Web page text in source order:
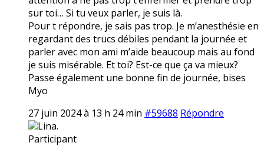
sur toi… Si tu veux parler, je suis là.
Pour t répondre, je sais pas trop. Je m’anesthésie en
regardant des trucs débiles pendant la journée et
parler avec mon ami m’aide beaucoup mais au fond
je suis misérable. Et toi? Est-ce que ça va mieux?
Passe également une bonne fin de journée, bises
Myo
27 juin 2024 à 13 h 24 min #59688 Répondre
Lina.
Participant